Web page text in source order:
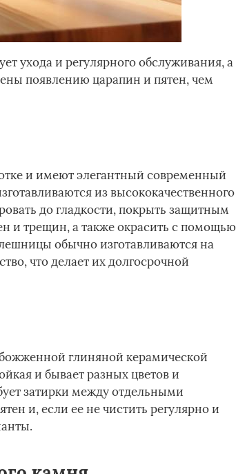
ухода и регулярного обслуживания, а
появлению царапин и пятен, чем
и имеют элегантный современный
из высококачественного
до гладкости, покрыть защитным
и трещин, а также окрасить с помощью
обычно изготавливаются на
что делает их долгосрочной
глиняной керамической
и бывает разных цветов и
затирки между отдельными
и, если ее не чистить регулярно и